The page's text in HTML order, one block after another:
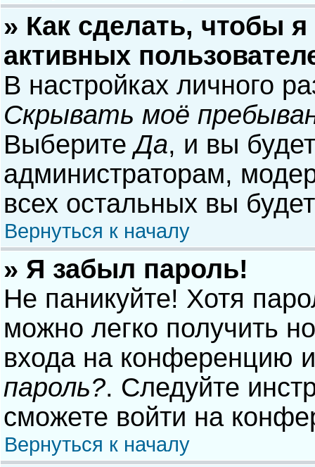
» Как сделать, чтобы
активных
В настройках личного
Скрывать моё
ВыберитеДа, и вы
администраторам,
всех остальных вы
Вернуться к началу
» Я забыл пароль!
Не паникуйте! Хотя
можно легко получить
входа на конференцию
пароль?. Следуйте
сможете войти на
Вернуться к началу